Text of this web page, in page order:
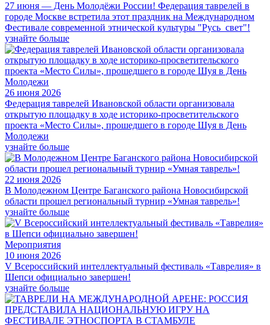
27 июня — День Молодёжи России! Федерация таврелей в
городе Москве встретила этот праздник на Международном
Фестивале современной этнической культуры "Русь_свет"!
узнайте больше
26 июня 2026
Федерация таврелей Ивановской области организовала
открытую площадку в ходе историко-просветительского
проекта «Место Силы», прошедшего в городе Шуя в День
Молодежи
узнайте больше
22 июня 2026
В Молодежном Центре Баганского района Новосибирской
области прошел региональный турнир «Умная таврель»!
узнайте больше
Мероприятия
10 июня 2026
V Всероссийский интеллектуальный фестиваль «Таврелия» в
Шепси официально завершен!
узнайте больше